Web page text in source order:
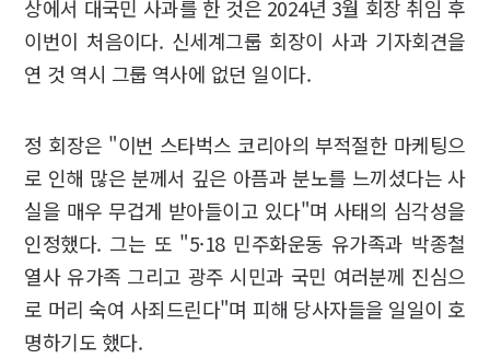
상에서 대국민 사과를 한 것은 2024년 3월 회장 취임 후
이번이 처음이다. 신세계그룹 회장이 사과 기자회견을
연 것 역시 그룹 역사에 없던 일이다.
정 회장은 "이번 스타벅스 코리아의 부적절한 마케팅으
로 인해 많은 분께서 깊은 아픔과 분노를 느끼셨다는 사
실을 매우 무겁게 받아들이고 있다"며 사태의 심각성을
인정했다. 그는 또 "5·18 민주화운동 유가족과 박종철
열사 유가족 그리고 광주 시민과 국민 여러분께 진심으
로 머리 숙여 사죄드린다"며 피해 당사자들을 일일이 호
명하기도 했다.